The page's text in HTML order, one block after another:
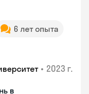
6 лет опыта
• 2023 г.
в